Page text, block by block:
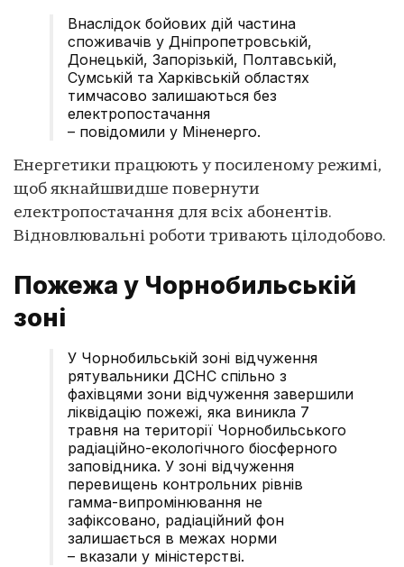
Внаслідок бойових дій частина
споживачів у Дніпропетровській,
Донецькій, Запорізькій, Полтавській,
Сумській та Харківській областях
тимчасово залишаються без
електропостачання
– повідомили у Міненерго.
Енергетики працюють у посиленому режимі,
щоб якнайшвидше повернути
електропостачання для всіх абонентів.
Відновлювальні роботи тривають цілодобово.
Пожежа у Чорнобильській
зоні
У Чорнобильській зоні відчуження
рятувальники ДСНС спільно з
фахівцями зони відчуження завершили
ліквідацію пожежі, яка виникла 7
травня на території Чорнобильського
радіаційно-екологічного біосферного
заповідника. У зоні відчуження
перевищень контрольних рівнів
гамма-випромінювання не
зафіксовано, радіаційний фон
залишається в межах норми
– вказали у міністерстві.